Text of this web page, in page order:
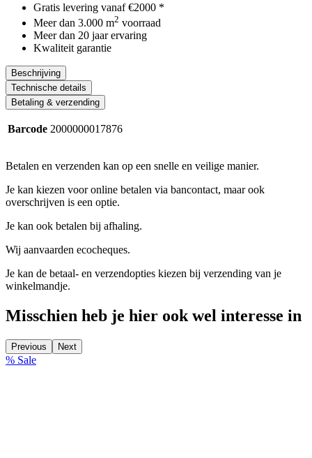
Gratis levering vanaf €2000 *
Meer dan 3.000 m2 voorraad
Meer dan 20 jaar ervaring
Kwaliteit garantie
Beschrijving
Technische details
Betaling & verzending
Barcode 2000000017876
Betalen en verzenden kan op een snelle en veilige manier.
Je kan kiezen voor online betalen via bancontact, maar ook
overschrijven is een optie.
Je kan ook betalen bij afhaling.
Wij aanvaarden ecocheques.
Je kan de betaal- en verzendopties kiezen bij verzending van je
winkelmandje.
Misschien heb je hier ook wel interesse in
Previous Next
% Sale